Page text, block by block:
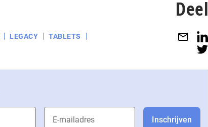
LEGACY
TABLETS
Deel